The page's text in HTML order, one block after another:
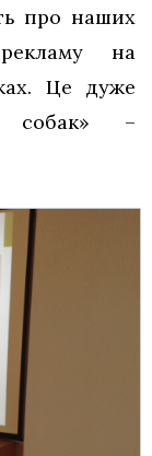
про наших
на
Це дуже
собак» –